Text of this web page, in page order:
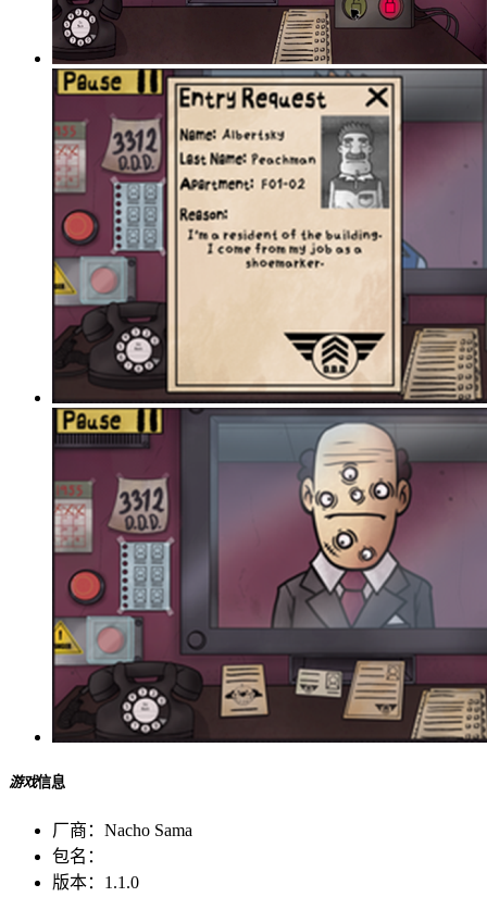
游戏信息
厂商： Nacho Sama
包名：
版本： 1.1.0